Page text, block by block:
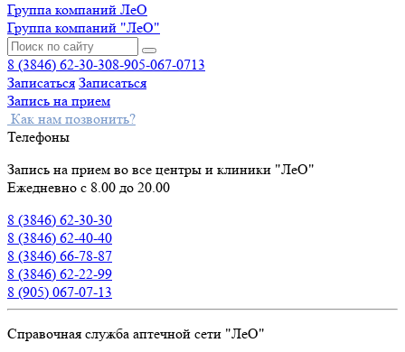
Группа компаний ЛеО
Группа компаний "ЛеО"
8 (3846) 62-30-308-905-067-0713
Записаться Записаться
Запись на прием
Как нам позвонить?
Телефоны
Запись на прием во все центры и клиники "ЛеО"
Ежедневно с 8.00 до 20.00
8 (3846) 62-30-30
8 (3846) 62-40-40
8 (3846) 66-78-87
8 (3846) 62-22-99
8 (905) 067-07-13
Справочная служба аптечной сети "ЛеО"